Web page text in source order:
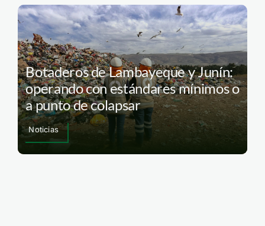
Botaderos de Lambayeque y Junín:
operando con estándares mínimos o
a punto de colapsar
Noticias